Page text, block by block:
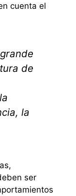
cuenta el
de
la
ser